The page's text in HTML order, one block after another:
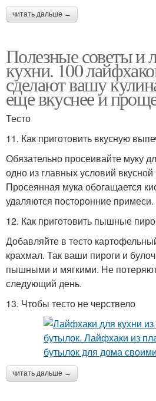
читать дальше →
Полезные советы и
кухни. 100
сделают вашу
еще вкуснее и
Тесто
11. Как приготовить вкусную
Обязательно просеивайте муку
одно из главных условий
Просеянная мука обогащается
удаляются посторонние примеси.
12. Как приготовить пышные
Добавляйте в тесто
крахмал. Так ваши пироги и
пышными и мягкими. Не
следующий день.
13. Чтобы тесто не черствело
читать дальше →